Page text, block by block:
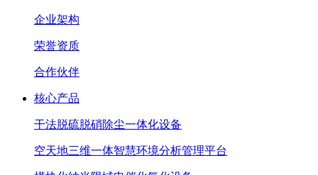
企业架构
荣誉资质
合作伙伴
核心产品
干法脱硫脱硝除尘一体化设备
空天地三维一体智慧环境分析管理平台